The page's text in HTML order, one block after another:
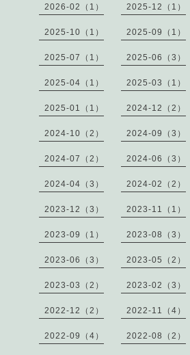
2026-02（1） 2025-12（1）
2025-10（1） 2025-09（1）
2025-07（1） 2025-06（3）
2025-04（1） 2025-03（1）
2025-01（1） 2024-12（2）
2024-10（2） 2024-09（3）
2024-07（2） 2024-06（3）
2024-04（3） 2024-02（2）
2023-12（3） 2023-11（1）
2023-09（1） 2023-08（3）
2023-06（3） 2023-05（2）
2023-03（2） 2023-02（3）
2022-12（2） 2022-11（4）
2022-09（4） 2022-08（2）